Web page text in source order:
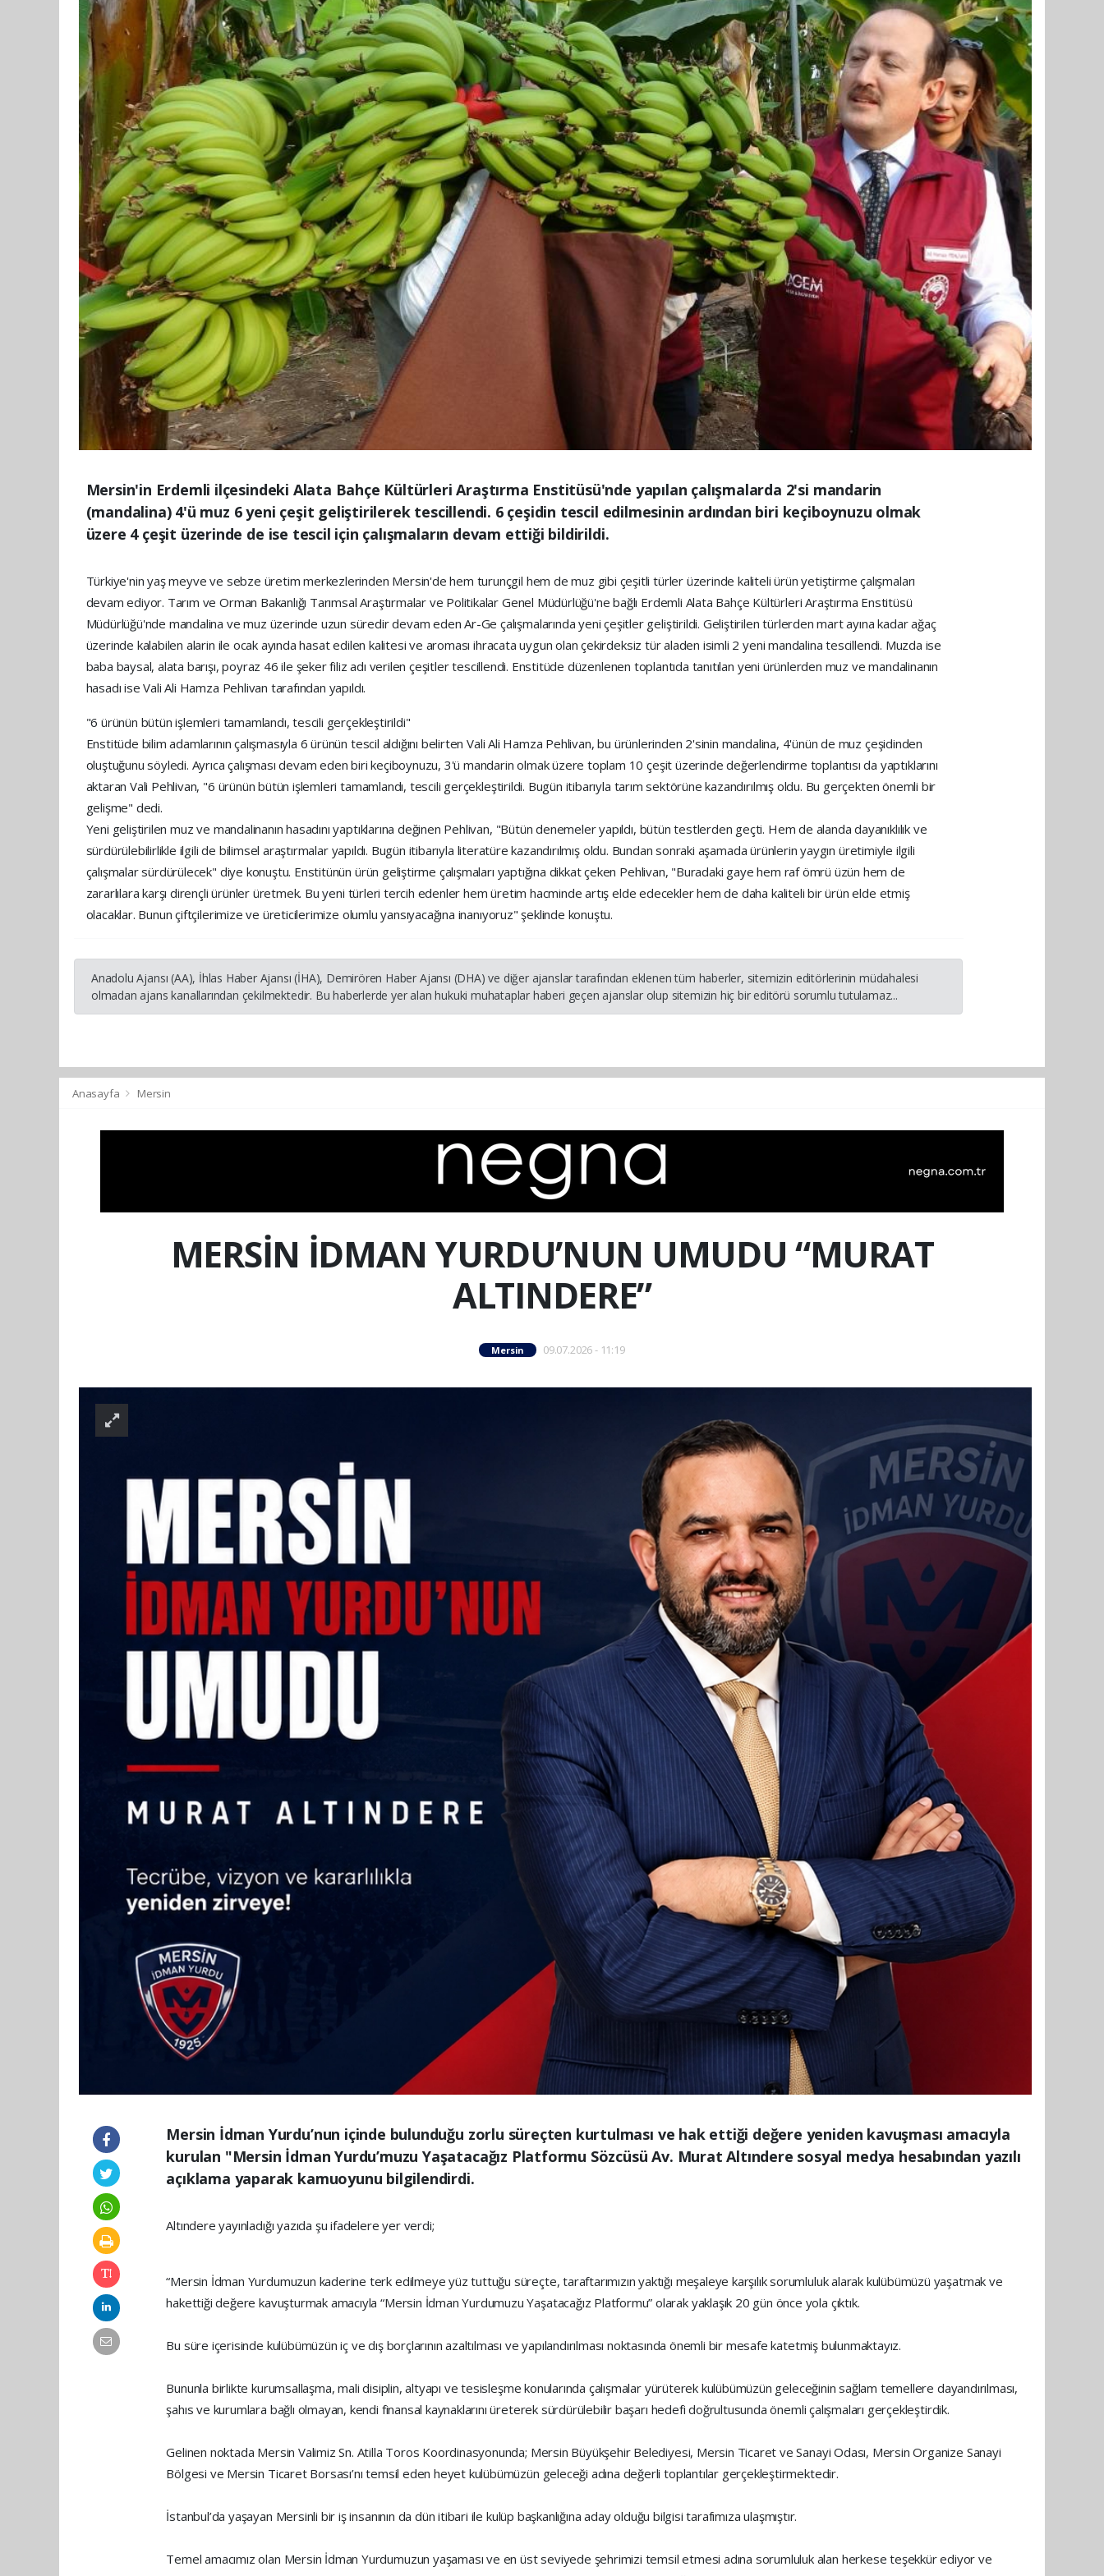
Mersin'in Erdemli ilçesindeki Alata Bahçe Kültürleri Araştırma Enstitüsü'nde yapılan çalışmalarda 2'si mandarin
(mandalina) 4'ü muz 6 yeni çeşit geliştirilerek tescillendi. 6 çeşidin tescil edilmesinin ardından biri keçiboynuzu olmak
üzere 4 çeşit üzerinde de ise tescil için çalışmaların devam ettiği bildirildi.
Türkiye'nin yaş meyve ve sebze üretim merkezlerinden Mersin'de hem turunçgil hem de muz gibi çeşitli türler üzerinde kaliteli ürün yetiştirme çalışmaları
devam ediyor. Tarım ve Orman Bakanlığı Tarımsal Araştırmalar ve Politikalar Genel Müdürlüğü'ne bağlı Erdemli Alata Bahçe Kültürleri Araştırma Enstitüsü
Müdürlüğü'nde mandalina ve muz üzerinde uzun süredir devam eden Ar-Ge çalışmalarında yeni çeşitler geliştirildi. Geliştirilen türlerden mart ayına kadar ağaç
üzerinde kalabilen alarin ile ocak ayında hasat edilen kalitesi ve aroması ihracata uygun olan çekirdeksiz tür aladen isimli 2 yeni mandalina tescillendi. Muzda ise
baba baysal, alata barışı, poyraz 46 ile şeker filiz adı verilen çeşitler tescillendi. Enstitüde düzenlenen toplantıda tanıtılan yeni ürünlerden muz ve mandalinanın
hasadı ise Vali Ali Hamza Pehlivan tarafından yapıldı.
"6 ürünün bütün işlemleri tamamlandı, tescili gerçekleştirildi"
Enstitüde bilim adamlarının çalışmasıyla 6 ürünün tescil aldığını belirten Vali Ali Hamza Pehlivan, bu ürünlerinden 2'sinin mandalina, 4'ünün de muz çeşidinden
oluştuğunu söyledi. Ayrıca çalışması devam eden biri keçiboynuzu, 3'ü mandarin olmak üzere toplam 10 çeşit üzerinde değerlendirme toplantısı da yaptıklarını
aktaran Vali Pehlivan, "6 ürünün bütün işlemleri tamamlandı, tescili gerçekleştirildi. Bugün itibarıyla tarım sektörüne kazandırılmış oldu. Bu gerçekten önemli bir
gelişme" dedi.
Yeni geliştirilen muz ve mandalinanın hasadını yaptıklarına değinen Pehlivan, "Bütün denemeler yapıldı, bütün testlerden geçti. Hem de alanda dayanıklılık ve
sürdürülebilirlikle ilgili de bilimsel araştırmalar yapıldı. Bugün itibarıyla literatüre kazandırılmış oldu. Bundan sonraki aşamada ürünlerin yaygın üretimiyle ilgili
çalışmalar sürdürülecek" diye konuştu. Enstitünün ürün geliştirme çalışmaları yaptığına dikkat çeken Pehlivan, "Buradaki gaye hem raf ömrü üzün hem de
zararlılara karşı dirençli ürünler üretmek. Bu yeni türleri tercih edenler hem üretim hacminde artış elde edecekler hem de daha kaliteli bir ürün elde etmiş
olacaklar. Bunun çiftçilerimize ve üreticilerimize olumlu yansıyacağına inanıyoruz" şeklinde konuştu.
Anadolu Ajansı (AA), İhlas Haber Ajansı (İHA), Demirören Haber Ajansı (DHA) ve diğer ajanslar tarafından eklenen tüm haberler, sitemizin editörlerinin müdahalesi
olmadan ajans kanallarından çekilmektedir. Bu haberlerde yer alan hukuki muhataplar haberi geçen ajanslar olup sitemizin hiç bir editörü sorumlu tutulamaz...
Anasayfa Mersin
MERSİN İDMAN YURDU’NUN UMUDU “MURAT
ALTINDERE”
Mersin 09.07.2026 - 11:19
Mersin İdman Yurdu’nun içinde bulunduğu zorlu süreçten kurtulması ve hak ettiği değere yeniden kavuşması amacıyla
kurulan "Mersin İdman Yurdu’muzu Yaşatacağız Platformu Sözcüsü Av. Murat Altındere sosyal medya hesabından yazılı
açıklama yaparak kamuoyunu bilgilendirdi.
Altındere yayınladığı yazıda şu ifadelere yer verdi;
“Mersin İdman Yurdumuzun kaderine terk edilmeye yüz tuttuğu süreçte, taraftarımızın yaktığı meşaleye karşılık sorumluluk alarak kulübümüzü yaşatmak ve
hakettiği değere kavuşturmak amacıyla “Mersin İdman Yurdumuzu Yaşatacağız Platformu” olarak yaklaşık 20 gün önce yola çıktık.
Bu süre içerisinde kulübümüzün iç ve dış borçlarının azaltılması ve yapılandırılması noktasında önemli bir mesafe katetmiş bulunmaktayız.
Bununla birlikte kurumsallaşma, mali disiplin, altyapı ve tesisleşme konularında çalışmalar yürüterek kulübümüzün geleceğinin sağlam temellere dayandırılması,
şahıs ve kurumlara bağlı olmayan, kendi finansal kaynaklarını üreterek sürdürülebilir başarı hedefi doğrultusunda önemli çalışmaları gerçekleştirdik.
Gelinen noktada Mersin Valimiz Sn. Atilla Toros Koordinasyonunda; Mersin Büyükşehir Belediyesi, Mersin Ticaret ve Sanayi Odası, Mersin Organize Sanayi
Bölgesi ve Mersin Ticaret Borsası’nı temsil eden heyet kulübümüzün geleceği adına değerli toplantılar gerçekleştirmektedir.
İstanbul’da yaşayan Mersinli bir iş insanının da dün itibari ile kulüp başkanlığına aday olduğu bilgisi tarafımıza ulaşmıştır.
Temel amacımız olan Mersin İdman Yurdumuzun yaşaması ve en üst seviyede şehrimizi temsil etmesi adına sorumluluk alan herkese teşekkür ediyor ve